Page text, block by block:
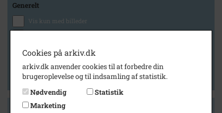
Generelt
Vis kun med billeder
Vis kun med lydklip
Vis kun med kilder
Vis kun med geo-tag
Side 1 af 1
Cookies på arkiv.dk
arkiv.dk anvender cookies til at forbedre din
brugeroplevelse og til indsamling af statistik.
Nødvendig
Statistik
Marketing